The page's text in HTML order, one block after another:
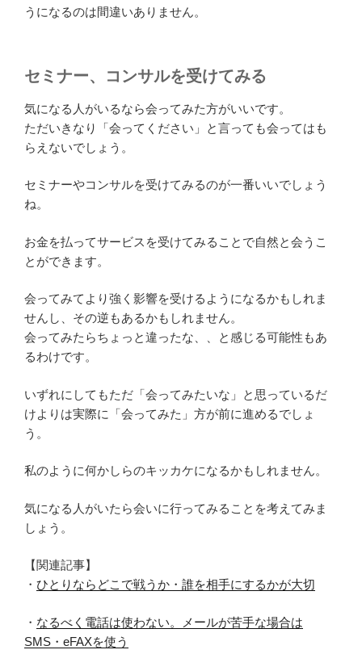
うになるのは間違いありません。
セミナー、コンサルを受けてみる
気になる人がいるなら会ってみた方がいいです。
ただいきなり「会ってください」と言っても会ってはも
らえないでしょう。
セミナーやコンサルを受けてみるのが一番いいでしょう
ね。
お金を払ってサービスを受けてみることで自然と会うこ
とができます。
会ってみてより強く影響を受けるようになるかもしれま
せんし、その逆もあるかもしれません。
会ってみたらちょっと違ったな、、と感じる可能性もあ
るわけです。
いずれにしてもただ「会ってみたいな」と思っているだ
けよりは実際に「会ってみた」方が前に進めるでしょ
う。
私のように何かしらのキッカケになるかもしれません。
気になる人がいたら会いに行ってみることを考えてみま
しょう。
【関連記事】
・ ひとりならどこで戦うか・誰を相手にするかが大切
・ なるべく電話は使わない。メールが苦手な場合は
SMS・eFAXを使う